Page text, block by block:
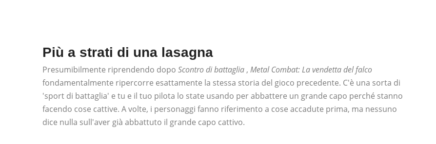
Più a strati di una lasagna
Presumibilmente riprendendo dopo Scontro di battaglia , Metal Combat: La vendetta del falco
fondamentalmente ripercorre esattamente la stessa storia del gioco precedente. C'è una sorta di
'sport di battaglia' e tu e il tuo pilota lo state usando per abbattere un grande capo perché stanno
facendo cose cattive. A volte, i personaggi fanno riferimento a cose accadute prima, ma nessuno
dice nulla sull'aver già abbattuto il grande capo cattivo.